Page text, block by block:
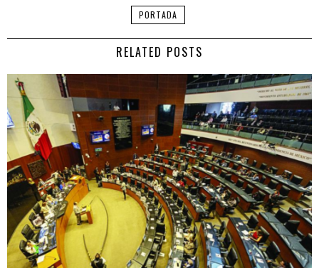
PORTADA
RELATED POSTS